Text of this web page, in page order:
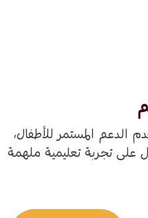
الدعم المستمر للأطفال،
تجربة تعليمية ملهمة